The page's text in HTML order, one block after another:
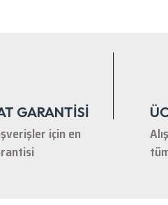
GARANTİSİ
için en